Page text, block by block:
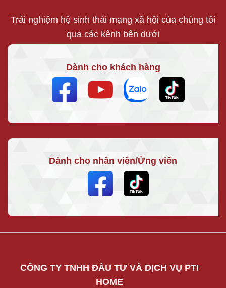
Trải nghiệm hệ sinh thái mạng xã hội của chúng tôi
qua các kênh bên dưới
Dành cho khách hàng
Dành cho nhân viên/Ứng viên
CÔNG TY TNHH ĐẦU TƯ VÀ DỊCH VỤ PTI
HOME